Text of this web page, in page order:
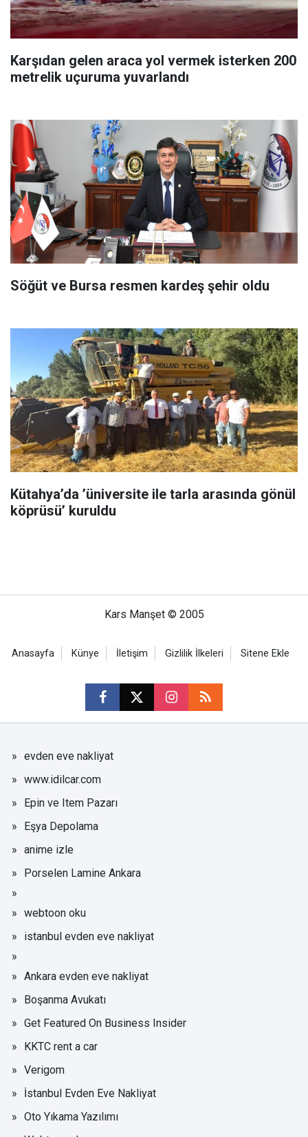
Karşıdan gelen araca yol vermek isterken 200
metrelik uçuruma yuvarlandı
Söğüt ve Bursa resmen kardeş şehir oldu
Kütahya’da ’üniversite ile tarla arasında gönül
köprüsü’ kuruldu
Kars Manşet © 2005
Anasayfa Künye İletişim Gizlilik İlkeleri Sitene Ekle
evden eve nakliyat
www.idilcar.com
Epin ve Item Pazarı
Eşya Depolama
anime izle
Porselen Lamine Ankara
webtoon oku
istanbul evden eve nakliyat
Ankara evden eve nakliyat
Boşanma Avukatı
Get Featured On Business Insider
KKTC rent a car
Verigom
İstanbul Evden Eve Nakliyat
Oto Yıkama Yazılımı